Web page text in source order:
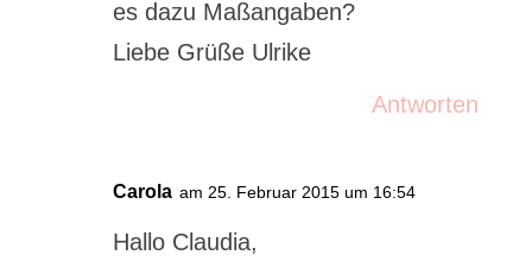
es dazu Maßangaben?
Liebe Grüße Ulrike
Antworten
Carola am 25. Februar 2015 um 16:54
Hallo Claudia,